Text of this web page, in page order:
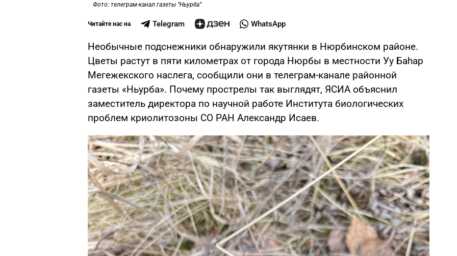
Фото: телеграм-канал газеты “Ньурба”
Читайте нас на Telegram WhatsApp
Необычные подснежники обнаружили якутянки в Нюрбинском районе.
Цветы растут в пяти километрах от города Нюрбы в местности Уу Баһар
Мегежекского наслега, сообщили они в телеграм-канале районной
газеты «Ньурба». Почему прострелы так выглядят, ЯСИА объяснил
заместитель директора по научной работе Института биологических
проблем криолитозоны СО РАН Александр Исаев.